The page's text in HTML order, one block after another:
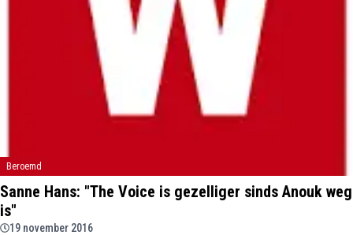
Beroemd
Sanne Hans: "The Voice is gezelliger sinds Anouk weg
is"
19 november 2016